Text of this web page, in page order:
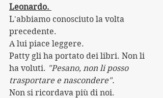
Leonardo.
L'abbiamo conosciuto la volta
precedente.
A lui piace leggere.
Patty gli ha portato dei libri. Non li
ha voluti. "Pesano, non li posso
trasportare e nascondere".
Non si ricordava più di noi.